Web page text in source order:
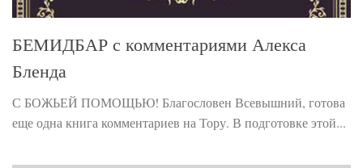
БЕМИДБАР с комментариями Алекса
Бленда
С БОЖЬЕЙ ПОМОЩЬЮ! Благословен Всевышний, готова
еще одна книга комментариев на Тору. В подготовке этой...